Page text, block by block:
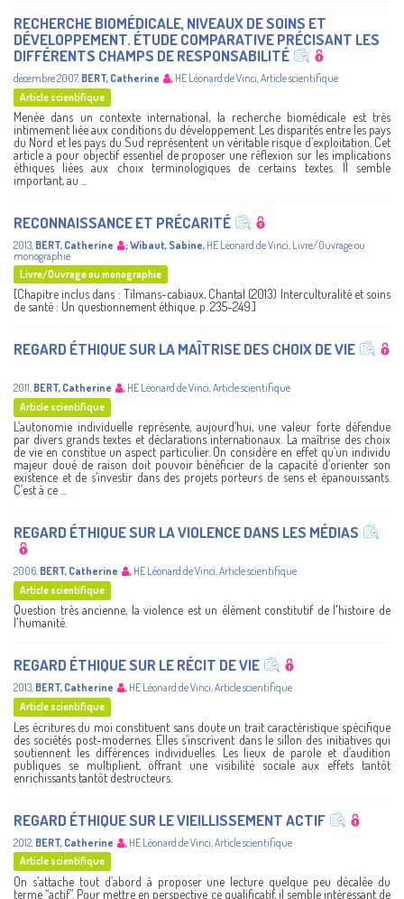
RECHERCHE BIOMÉDICALE, NIVEAUX DE SOINS ET
DÉVELOPPEMENT. ÉTUDE COMPARATIVE PRÉCISANT LES
DIFFÉRENTS CHAMPS DE RESPONSABILITÉ
décembre 2007, BERT, Catherine , HE Léonard de Vinci Article scientifique
Article scientifique
Menée dans un contexte international, la recherche biomédicale est très
intimement liée aux conditions du développement. Les disparités entre les pays
du Nord et les pays du Sud représentent un véritable risque d’exploitation. Cet
article a pour objectif essentiel de proposer une réflexion sur les implications
éthiques liées aux choix terminologiques de certains textes. Il semble
important, au ...
RECONNAISSANCE ET PRÉCARITÉ
2013 BERT, Catherine ;Wibaut, Sabine, HE Léonard de Vinci Livre/Ouvrage ou
monographie
Livre/Ouvrage ou monographie
[Chapitre inclus dans : Tilmans-cabiaux, Chantal (2013) Interculturalité et soins
de santé : Un questionnement éthique. p. 235-249.]
REGARD ÉTHIQUE SUR LA MAÎTRISE DES CHOIX DE VIE
2011, BERT, Catherine , HE Léonard de Vinci,Article scientifique
Article scientifique
L’autonomie individuelle représente, aujourd’hui, une valeur forte défendue
par divers grands textes et déclarations internationaux. La maîtrise des choix
de vie en constitue un aspect particulier. On considère en effet qu’un individu
majeur doué de raison doit pouvoir bénéficier de la capacité d’orienter son
existence et de s’investir dans des projets porteurs de sens et épanouissants.
C’est à ce ...
REGARD ÉTHIQUE SUR LA VIOLENCE DANS LES MÉDIAS
2006, BERT, Catherine , HE Léonard de Vinci,Article scientifique
Article scientifique
Question très ancienne, la violence est un élément constitutif de l'histoire de
l'humanité.
REGARD ÉTHIQUE SUR LE RÉCIT DE VIE
2013, BERT, Catherine , HE Léonard de Vinci,Article scientifique
Article scientifique
Les écritures du moi constituent sans doute un trait caractéristique spécifique
des sociétés post-modernes. Elles s’inscrivent dans le sillon des initiatives qui
soutiennent les différences individuelles. Les lieux de parole et d’audition
publiques se multiplient, offrant une visibilité sociale aux effets tantôt
enrichissants tantôt destructeurs.
REGARD ÉTHIQUE SUR LE VIEILLISSEMENT ACTIF
2012 BERT, Catherine , HE Léonard de Vinci Article scientifique
Article scientifique
On s’attache tout d’abord à proposer une lecture quelque peu décalée du
terme “actif”. Pour mettre en perspective ce qualificatif, il semble intéressant de